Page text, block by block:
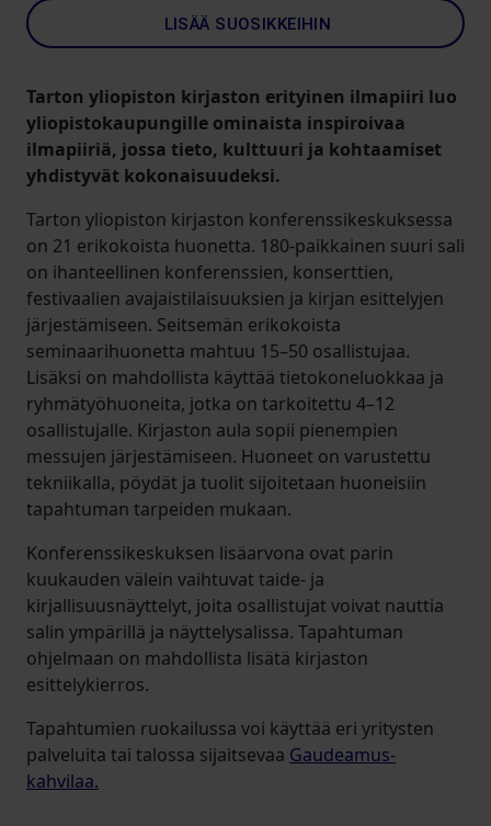
LISÄÄ SUOSIKKEIHIN
Tarton yliopiston kirjaston erityinen ilmapiiri luo
yliopistokaupungille ominaista inspiroivaa
ilmapiiriä, jossa tieto, kulttuuri ja kohtaamiset
yhdistyvät kokonaisuudeksi.
Tarton yliopiston kirjaston konferenssikeskuksessa
on 21 erikokoista huonetta. 180-paikkainen suuri sali
on ihanteellinen konferenssien, konserttien,
festivaalien avajaistilaisuuksien ja kirjan esittelyjen
järjestämiseen. Seitsemän erikokoista
seminaarihuonetta mahtuu 15–50 osallistujaa.
Lisäksi on mahdollista käyttää tietokoneluokkaa ja
ryhmätyöhuoneita, jotka on tarkoitettu 4–12
osallistujalle. Kirjaston aula sopii pienempien
messujen järjestämiseen. Huoneet on varustettu
tekniikalla, pöydät ja tuolit sijoitetaan huoneisiin
tapahtuman tarpeiden mukaan.
Konferenssikeskuksen lisäarvona ovat parin
kuukauden välein vaihtuvat taide- ja
kirjallisuusnäyttelyt, joita osallistujat voivat nauttia
salin ympärillä ja näyttelysalissa. Tapahtuman
ohjelmaan on mahdollista lisätä kirjaston
esittelykierros.
Tapahtumien ruokailussa voi käyttää eri yritysten
palveluita tai talossa sijaitsevaa Gaudeamus-
kahvilaa.